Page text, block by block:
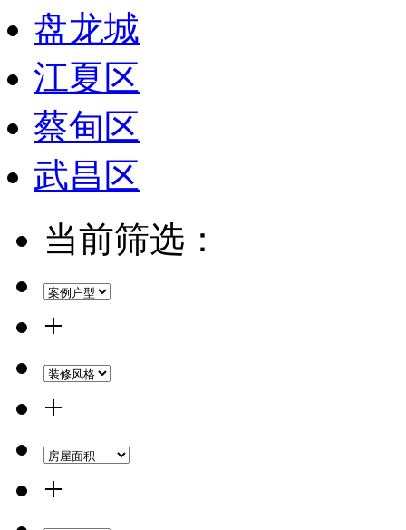
盘龙城
江夏区
蔡甸区
武昌区
当前筛选：
+
+
+